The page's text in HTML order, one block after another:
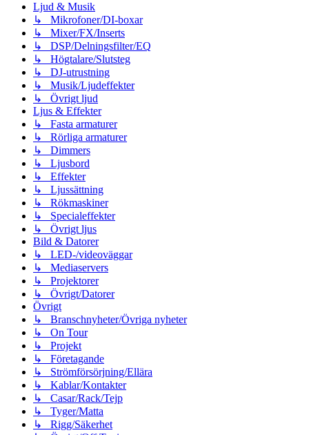
Ljud & Musik
↳ Mikrofoner/DI-boxar
↳ Mixer/FX/Inserts
↳ DSP/Delningsfilter/EQ
↳ Högtalare/Slutsteg
↳ DJ-utrustning
↳ Musik/Ljudeffekter
↳ Övrigt ljud
Ljus & Effekter
↳ Fasta armaturer
↳ Rörliga armaturer
↳ Dimmers
↳ Ljusbord
↳ Effekter
↳ Ljussättning
↳ Rökmaskiner
↳ Specialeffekter
↳ Övrigt ljus
Bild & Datorer
↳ LED-/videoväggar
↳ Mediaservers
↳ Projektorer
↳ Övrigt/Datorer
Övrigt
↳ Branschnyheter/Övriga nyheter
↳ On Tour
↳ Projekt
↳ Företagande
↳ Strömförsörjning/Ellära
↳ Kablar/Kontakter
↳ Casar/Rack/Tejp
↳ Tyger/Matta
↳ Rigg/Säkerhet